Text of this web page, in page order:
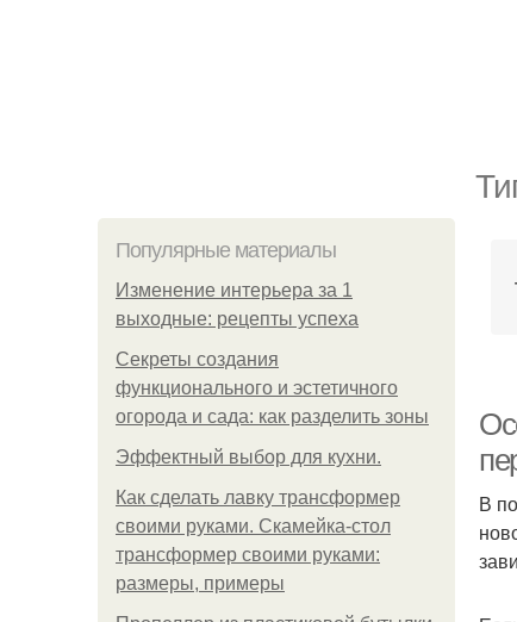
Популярные материалы
Изменение интерьера за 1
выходные: рецепты успеха
Секреты создания
функционального и эстетичного
огорода и сада: как разделить зоны
Эффектный выбор для кухни.
Как сделать лавку трансформер
своими руками. Скамейка-стол
трансформер своими руками:
размеры, примеры
В